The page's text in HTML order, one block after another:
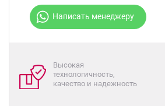
Написать менеджеру
Высокая
технологичность,
качество и надежность